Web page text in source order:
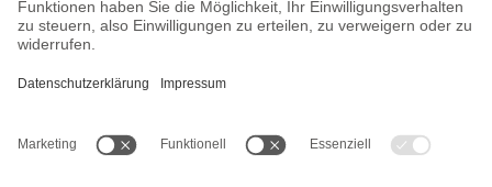
ggf. Nachnahmegebühren, wenn nicht anders angegeben.